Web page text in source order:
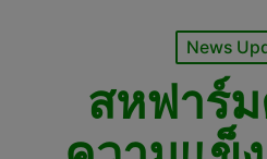
Posted
News
สหฟาร์